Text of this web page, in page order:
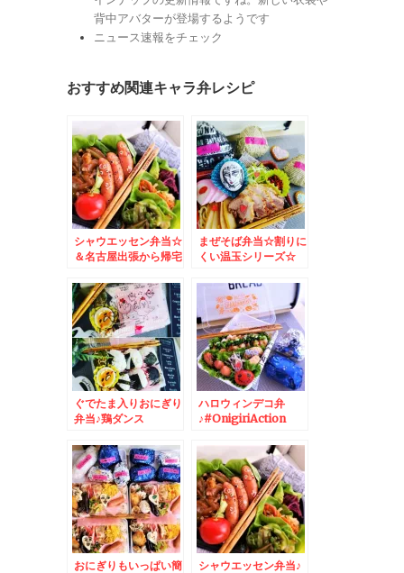
背中アバターが登場するようです
ニュース速報をチェック
おすすめ関連キャラ弁レシピ
シャウエッセン弁当☆
＆名古屋出張から帰宅
まぜそば弁当☆割りに
くい温玉シリーズ☆
ぐでたま入りおにぎり
弁当♪鶏ダンス
ハロウィンデコ弁
♪#OnigiriAction
おにぎりもいっぱい簡
シャウエッセン弁当♪